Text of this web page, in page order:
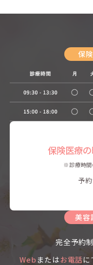
保
保険医療
※診療時間
予
美容
完全予約
Web またはお電話に